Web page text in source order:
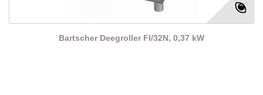
Bartscher Deegroller FI/32N, 0,37 kW